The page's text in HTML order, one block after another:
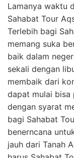
Lamanya waktu
Sahabat Tour
Terlebih bagi
memang suka
baik dalam
sekali dengan
membaik dari
dapat mulai bisa
dengan syarat
bagi Sahabat
benerncana
jauh dari Tanah